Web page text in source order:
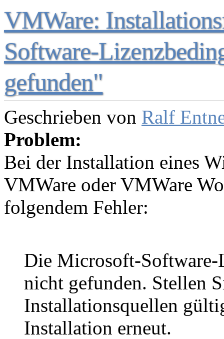
VMWare:
Software-
gefunden"
Geschrieben von Ralf
Problem:
Bei der Installation eines
VMWare oder VMWare
folgendem Fehler:
Die Microsoft-Software-
nicht gefunden. Stellen
Installationsquellen
Installation erneut.